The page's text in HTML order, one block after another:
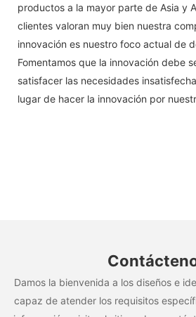
productos a la mayor parte de Asia y
clientes valoran muy bien nuestra
innovación es nuestro foco actual de
Fomentamos que la innovación debe
satisfacer las necesidades
lugar de hacer la innovación por
Damos la bienvenida a los diseños e
capaz de atender los requisitos